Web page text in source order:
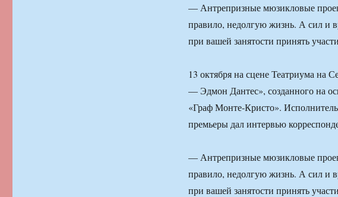
— Антрепризные мюзикловые
правило, недолгую жизнь. А сил и
при вашей занятости принять
13 октября на сцене Театриума на
— Эдмон Дантес», созданного на
«Граф Монте-Кристо».
премьеры дал интервью
— Антрепризные мюзикловые
правило, недолгую жизнь. А сил и
при вашей занятости принять